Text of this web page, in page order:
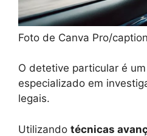
Foto de Canva Pro/
O detetive particular é
especializado em
legais.
Utilizando técnicas